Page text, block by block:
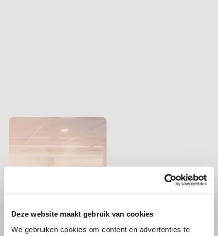
Deze website maakt gebruik van cookies
We gebruiken cookies om content en advertenties te